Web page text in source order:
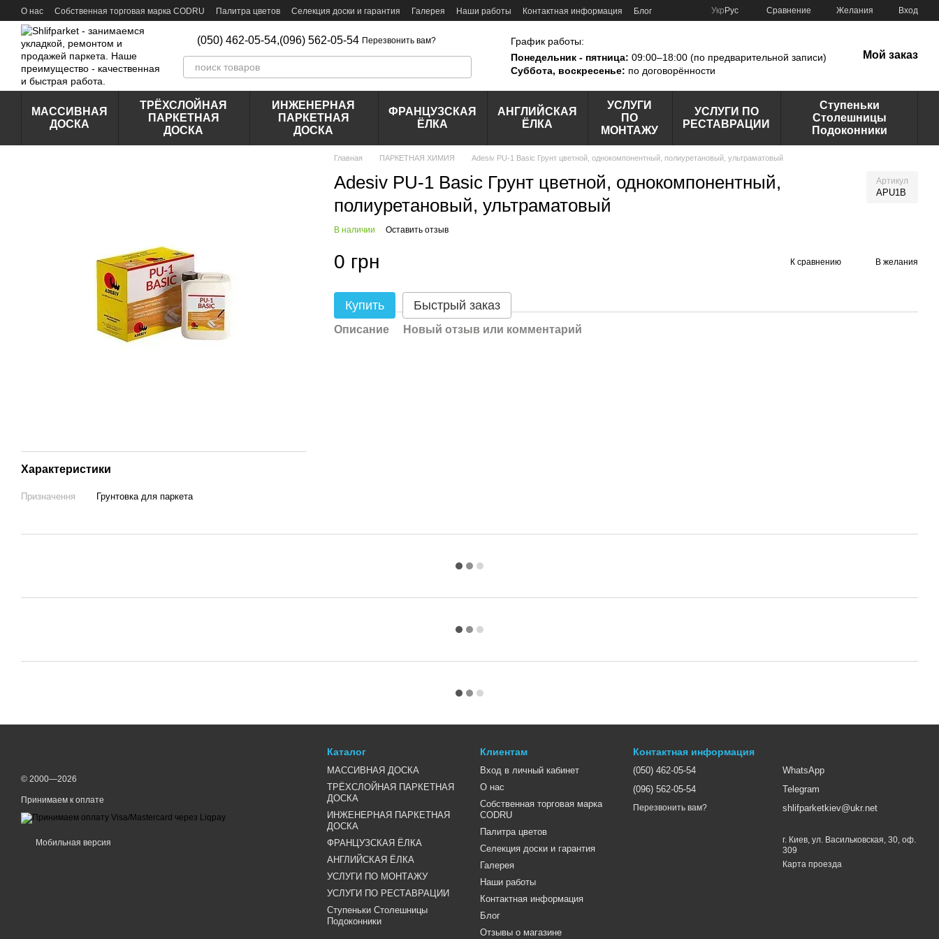
Перейти к основному контенту
О нас Собственная торговая марка CODRU Палитра цветов Селекция доски и гарантия Галерея Наши работы Контактная информация
Блог
Укр Рус Сравнение Желания Вход
(050) 462-05-54,(096) 562-05-54 Перезвонить вам?
График работы:
Понедельник - пятница: 09:00–18:00 (по предварительной записи)
Суббота, воскресенье: по договорённости
Мой заказ
МАССИВНАЯ
ДОСКА
ТРЁХСЛОЙНАЯ
ПАРКЕТНАЯ
ДОСКА
ИНЖЕНЕРНАЯ
ПАРКЕТНАЯ
ДОСКА
ФРАНЦУЗСКАЯ
ЁЛКА
АНГЛИЙСКАЯ
ЁЛКА
УСЛУГИ
ПО
МОНТАЖУ
УСЛУГИ ПО
РЕСТАВРАЦИИ
Ступеньки
Столешницы
Подоконники
Характеристики
Призначення Грунтовка для паркета
Главная ПАРКЕТНАЯ ХИМИЯ Adesiv PU-1 Basic Грунт цветной, однокомпонентный, полиуретановый, ультраматовый
Adesiv PU-1 Basic Грунт цветной, однокомпонентный,
полиуретановый, ультраматовый
Артикул
APU1B
В наличии Оставить отзыв
0 грн К сравнению В желания
Купить Быстрый заказ
Описание Новый отзыв или комментарий
© 2000—2026
Принимаем к оплате
Мобильная версия
Каталог
МАССИВНАЯ ДОСКА
ТРЁХСЛОЙНАЯ ПАРКЕТНАЯ
ДОСКА
ИНЖЕНЕРНАЯ ПАРКЕТНАЯ
ДОСКА
ФРАНЦУЗСКАЯ ЁЛКА
АНГЛИЙСКАЯ ЁЛКА
УСЛУГИ ПО МОНТАЖУ
УСЛУГИ ПО РЕСТАВРАЦИИ
Ступеньки Столешницы
Подоконники
Клиентам
Вход в личный кабинет
О нас
Собственная торговая марка
CODRU
Палитра цветов
Селекция доски и гарантия
Галерея
Наши работы
Контактная информация
Блог
Отзывы о магазине
Контактная информация
(050) 462-05-54
(096) 562-05-54
Перезвонить вам?
WhatsApp
Telegram
shlifparketkiev@ukr.net
г. Киев, ул. Васильковская, 30, оф.
309
Карта проезда